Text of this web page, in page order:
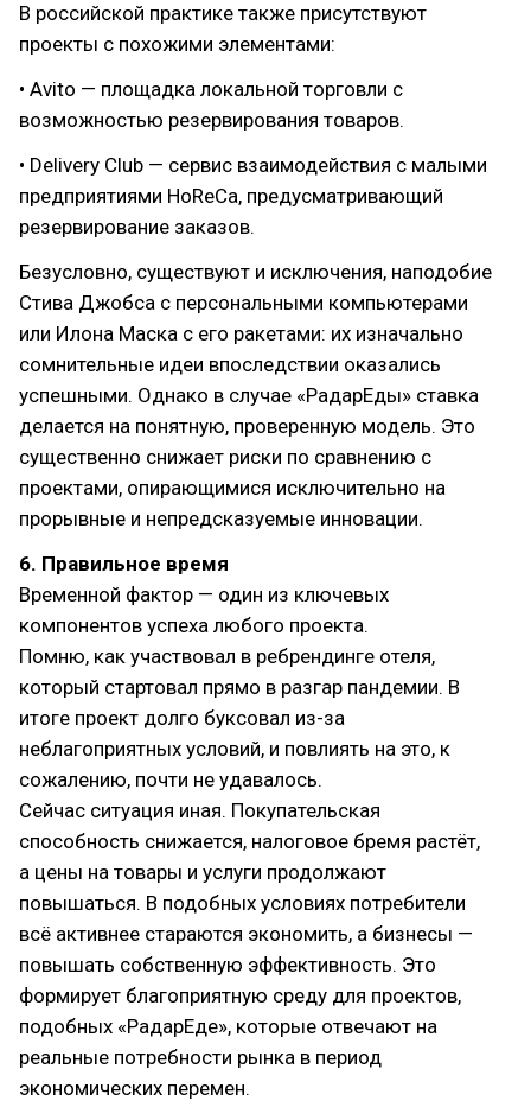
В российской практике также присутствуют
проекты с похожими элементами:
• Avito — площадка локальной торговли с
возможностью резервирования товаров.
• Delivery Club — сервис взаимодействия с малыми
предприятиями HoReCa, предусматривающий
резервирование заказов.
Безусловно, существуют и исключения, наподобие
Стива Джобса с персональными компьютерами
или Илона Маска с его ракетами: их изначально
сомнительные идеи впоследствии оказались
успешными. Однако в случае «РадарЕды» ставка
делается на понятную, проверенную модель. Это
существенно снижает риски по сравнению с
проектами, опирающимися исключительно на
прорывные и непредсказуемые инновации.
6. Правильное время
Временной фактор — один из ключевых
компонентов успеха любого проекта.
Помню, как участвовал в ребрендинге отеля,
который стартовал прямо в разгар пандемии. В
итоге проект долго буксовал из-за
неблагоприятных условий, и повлиять на это, к
сожалению, почти не удавалось.
Сейчас ситуация иная. Покупательская
способность снижается, налоговое бремя растёт,
а цены на товары и услуги продолжают
повышаться. В подобных условиях потребители
всё активнее стараются экономить, а бизнесы —
повышать собственную эффективность. Это
формирует благоприятную среду для проектов,
подобных «РадарЕде», которые отвечают на
реальные потребности рынка в период
экономических перемен.